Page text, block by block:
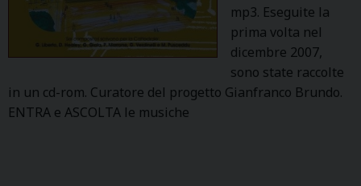
mp3. Eseguite la
prima volta nel
dicembre 2007,
sono state raccolte
in un cd-rom. Curatore del progetto Gianfranco Brundo.
ENTRA e ASCOLTA le musiche